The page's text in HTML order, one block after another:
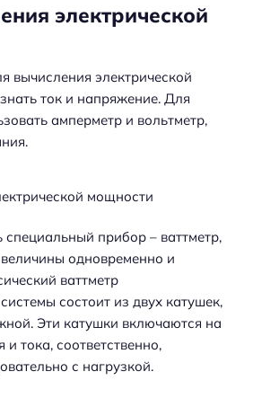
электрической
вычисления электрической
ток и напряжение. Для
амперметр и вольтметр,
мощности
прибор – ваттметр,
одновременно и
ваттметр
состоит из двух катушек,
Эти катушки включаются на
тока, соответственно,
с нагрузкой.